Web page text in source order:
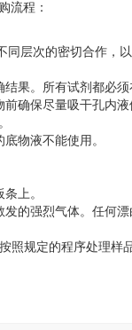
流程：
层次的密切合作，
果。所有试剂都必
确保尽量吸干孔内
物液不能使用。
上。
的强烈气体。任何
照规定的程序处理样